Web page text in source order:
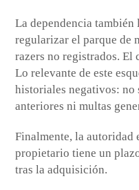
La dependencia
regularizar el parque de
razers no registrados. El
Lo relevante de este
historiales negativos: no
anteriores ni multas
Finalmente, la autoridad
propietario tiene un
tras la adquisición.